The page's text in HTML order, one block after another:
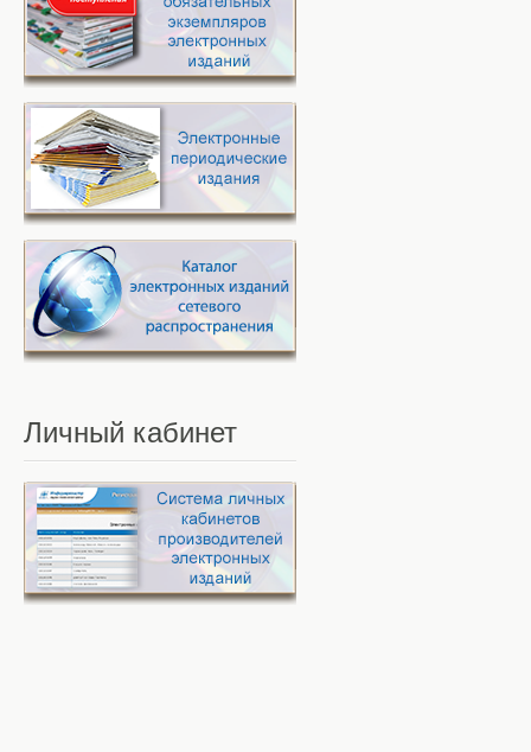
Личный кабинет